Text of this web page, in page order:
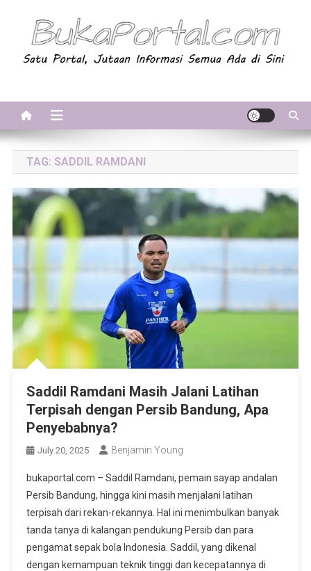
content
TAG: SADDIL RAMDANI
Saddil Ramdani Masih Jalani Latihan
Terpisah dengan Persib Bandung, Apa
Penyebabnya?
July 20, 2025 Benjamin Young
bukaportal.com – Saddil Ramdani, pemain sayap andalan
Persib Bandung, hingga kini masih menjalani latihan
terpisah dari rekan-rekannya. Hal ini menimbulkan banyak
tanda tanya di kalangan pendukung Persib dan para
pengamat sepak bola Indonesia. Saddil, yang dikenal
dengan kemampuan teknik tinggi dan kecepatannya di